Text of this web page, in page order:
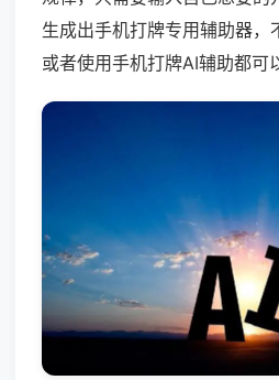
生成出手机打牌专用辅助器，
或者使用手机打牌AI辅助都可